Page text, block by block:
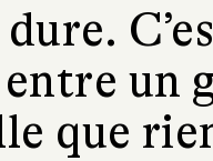
entre un
que